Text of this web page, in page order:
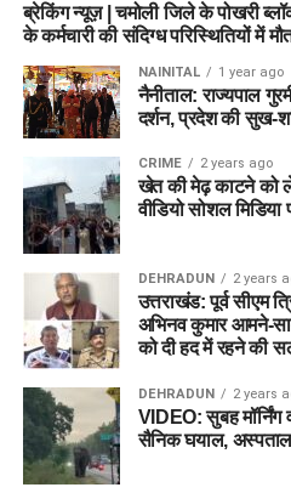
ब्रेकिंग न्यूज़ | चमोली जिले के पोखरी
के कर्मचारी की संदिग्ध परिस्थितियों में
NAINITAL 1 year ago
नैनीताल: राज्यपाल
दर्शन, प्रदेश की सुख-
CRIME 2 years ago
खेत की मेढ़ काटने को
वीडियो सोशल
DEHRADUN 2 years
उत्तराखंड: पूर्व सीएम
अभिनव कुमार आमने-
को दी हद में रहने की
DEHRADUN 2 years
VIDEO: सुबह मॉर्निंग
सैनिक घयाल, अस्पताल